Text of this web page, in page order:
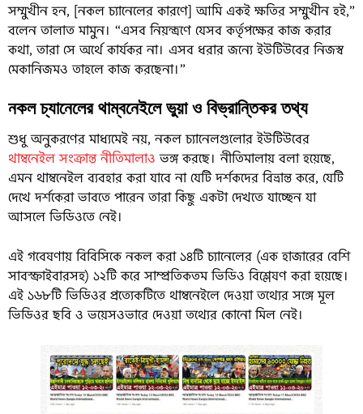
সম্মুখীন হন, [নকল চ্যানেলের কারণে] আমি একই ক্ষতির সম্মুখীন হই,”
বলেন তালাত মামুন। “এসব নিয়ন্ত্রণে যেসব কর্তৃপক্ষের কাজ করার
কথা, তারা সে অর্থে কার্যকর না। এসব ধরার জন্যে ইউটিউবের নিজস্ব
মেকানিজমও তাহলে কাজ করছেনা।”
নকল চ্যানেলের থাম্বনেইলে ভুয়া ও বিভ্রান্তিকর তথ্য
শুধু অনুকরণের মাধ্যমেই নয়, নকল চ্যানেলগুলোর ইউটিউবের
থাম্বনেইল সংক্রান্ত নীতিমালাও ভঙ্গ করছে। নীতিমালায় বলা হয়েছে,
এমন থাম্বনেইল ব্যবহার করা যাবে না যেটি দর্শকদের বিভ্রান্ত করে, যেটি
দেখে দর্শকেরা ভাবতে পারেন তারা কিছু একটা দেখতে যাচ্ছেন যা
আসলে ভিডিওতে নেই।
এই গবেষণায় বিবিসিকে নকল করা ১৪টি চ্যানেলের (এক হাজারের বেশি
সাবস্ক্রাইবারসহ) ১২টি করে সাম্প্রতিকতম ভিডিও বিশ্লেষণ করা হয়েছে।
এই ১৬৮টি ভিডিওর প্রত্যেকটিতে থাম্বনেইলে দেওয়া তথ্যের সঙ্গে মূল
ভিডিওর ছবি ও ভয়েসওভারে দেওয়া তথ্যের কোনো মিল নেই।